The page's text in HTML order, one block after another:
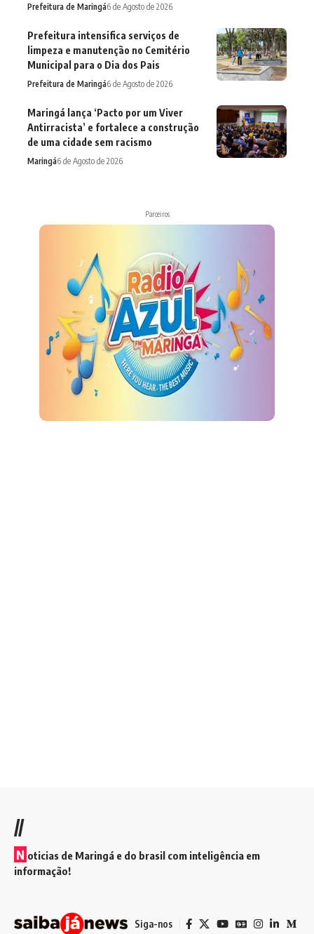
Prefeitura de Maringá6 de Agosto de 2026
Prefeitura intensifica serviços de
limpeza e manutenção no Cemitério
Municipal para o Dia dos Pais
Prefeitura de Maringá6 de Agosto de 2026
Maringá lança ‘Pacto por um Viver
Antirracista’ e fortalece a construção
de uma cidade sem racismo
Maringá6 de Agosto de 2026
Parceiros
//
N oticias de Maringá e do brasil com inteligência em
informação!
Siga-nos